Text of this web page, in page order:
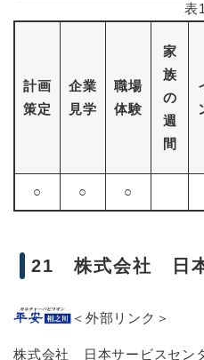
表
計画
策定
企業
見学
職場
体験
家
族
の
週
間
○ ○ ○
21 株式会社 日本
＜外部リンク＞
株式会社 日本サービスセン